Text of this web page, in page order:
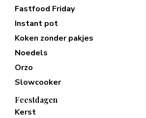
Fastfood Friday
Instant pot
Koken zonder pakjes
Noedels
Orzo
Slowcooker
Feestdagen
Kerst